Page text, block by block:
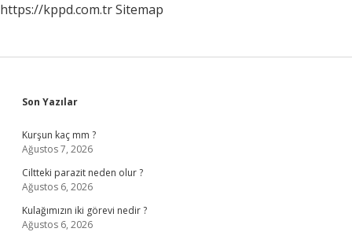
https://kppd.com.trSitemap
Sidebar
Son Yazılar
Kurşun kaç mm ?
Ağustos 7, 2026
Ciltteki parazit neden olur ?
Ağustos 6, 2026
Kulağımızın iki görevi nedir ?
Ağustos 6, 2026